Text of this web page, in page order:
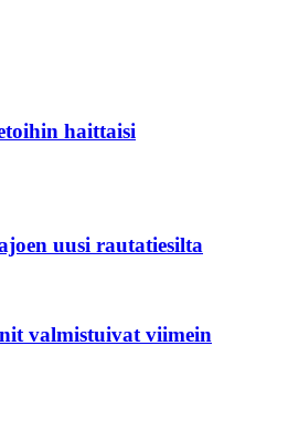
haittaisi
uusi rautatiesilta
valmistuivat viimein